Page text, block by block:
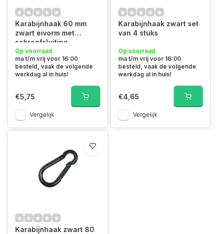
Karabijnhaak 60 mm
zwart eivorm met
schroefsluiting
Op voorraad
ma t/m vrij voor 16:00
besteld, vaak de volgende
werkdag al in huis!
€5,75
Vergelijk
Karabijnhaak zwart set
van 4 stuks
Op voorraad
ma t/m vrij voor 16:00
besteld, vaak de volgende
werkdag al in huis!
€4,65
Vergelijk
Karabijnhaak zwart 80